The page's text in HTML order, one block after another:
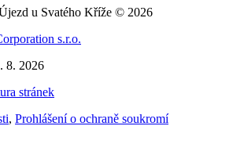
u Svatého Kříže © 2026
s.r.o.
8. 2026
stránek
, Prohlášení o ochraně soukromí